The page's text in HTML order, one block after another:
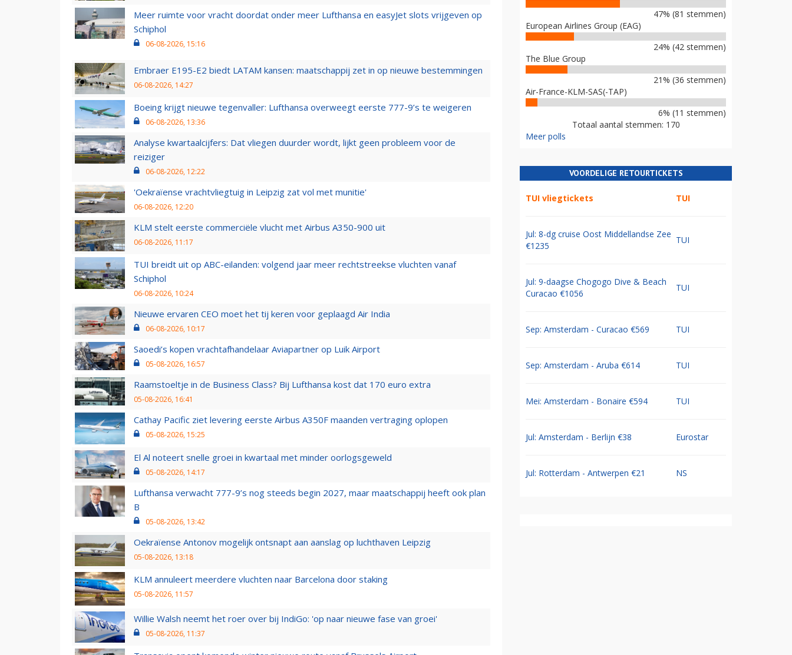
Meer ruimte voor vracht doordat onder meer Lufthansa en easyJet slots vrijgeven op
Schiphol
06-08-2026, 15:16
Embraer E195-E2 biedt LATAM kansen: maatschappij zet in op nieuwe bestemmingen
06-08-2026, 14:27
Boeing krijgt nieuwe tegenvaller: Lufthansa overweegt eerste 777-9’s te weigeren
06-08-2026, 13:36
Analyse kwartaalcijfers: Dat vliegen duurder wordt, lijkt geen probleem voor de
reiziger
06-08-2026, 12:22
'Oekraïense vrachtvliegtuig in Leipzig zat vol met munitie'
06-08-2026, 12:20
KLM stelt eerste commerciële vlucht met Airbus A350-900 uit
06-08-2026, 11:17
TUI breidt uit op ABC-eilanden: volgend jaar meer rechtstreekse vluchten vanaf
Schiphol
06-08-2026, 10:24
Nieuwe ervaren CEO moet het tij keren voor geplaagd Air India
06-08-2026, 10:17
Saoedi’s kopen vrachtafhandelaar Aviapartner op Luik Airport
05-08-2026, 16:57
Raamstoeltje in de Business Class? Bij Lufthansa kost dat 170 euro extra
05-08-2026, 16:41
Cathay Pacific ziet levering eerste Airbus A350F maanden vertraging oplopen
05-08-2026, 15:25
El Al noteert snelle groei in kwartaal met minder oorlogsgeweld
05-08-2026, 14:17
Lufthansa verwacht 777-9’s nog steeds begin 2027, maar maatschappij heeft ook plan
B
05-08-2026, 13:42
Oekraïense Antonov mogelijk ontsnapt aan aanslag op luchthaven Leipzig
05-08-2026, 13:18
KLM annuleert meerdere vluchten naar Barcelona door staking
05-08-2026, 11:57
Willie Walsh neemt het roer over bij IndiGo: 'op naar nieuwe fase van groei'
05-08-2026, 11:37
47% (81 stemmen)
European Airlines Group (EAG)
24% (42 stemmen)
The Blue Group
21% (36 stemmen)
Air-France-KLM-SAS(-TAP)
6% (11 stemmen)
Totaal aantal stemmen: 170
Meer polls
VOORDELIGE RETOURTICKETS
TUI vliegtickets TUI
Jul: 8-dg cruise Oost Middellandse Zee
€1235
TUI
Jul: 9-daagse Chogogo Dive & Beach
Curacao €1056
TUI
Sep: Amsterdam - Curacao €569 TUI
Sep: Amsterdam - Aruba €614 TUI
Mei: Amsterdam - Bonaire €594 TUI
Jul: Amsterdam - Berlijn €38 Eurostar
Jul: Rotterdam - Antwerpen €21 NS